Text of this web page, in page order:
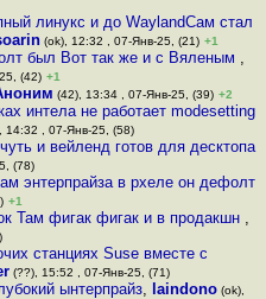
линукс и до WaylandСам стал
(ok), 12:32 , 07-Янв-25, (21) +1
был Вот так же и с Вяленым ,
(42) +1
(42), 13:34 , 07-Янв-25, (39) +2
интела не работает modesetting
14:32 , 07-Янв-25, (58)
и вейленд готов для десктопа
(78)
энтерпрайза в рхеле он дефолт
+1
Там фигак фигак и в продакшн ,
станциях Suse вместе с
(??), 15:52 , 07-Янв-25, (71)
ынтерпрайз, laindono (ok),